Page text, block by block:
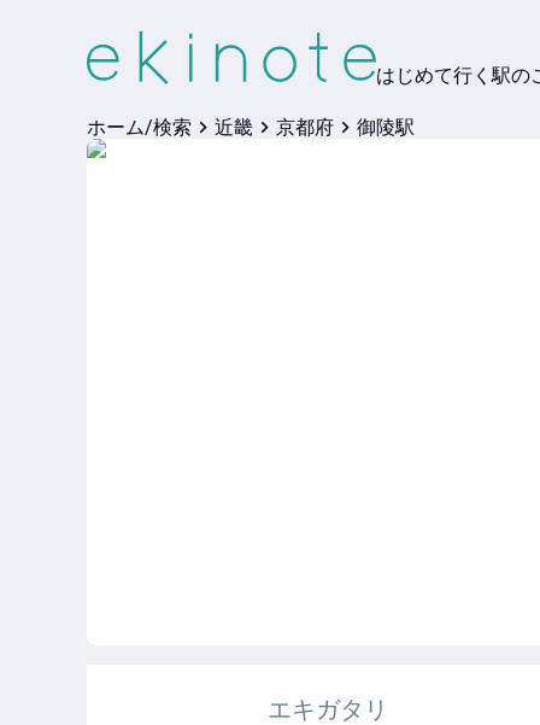
はじめて行く駅の
ホーム/検索 近畿 京都府 御陵駅
エキガタリ